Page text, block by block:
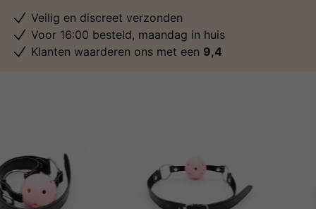
Veilig en discreet verzonden
Voor 16:00 besteld, maandag in huis
Klanten waarderen ons met een 9,4